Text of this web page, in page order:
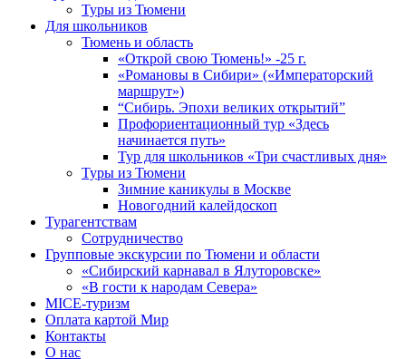
Туры из Тюмени
Для школьников
Тюмень и область
«Открой свою Тюмень!» -25 г.
«Романовы в Сибири» («Императорский
маршрут»)
“Сибирь. Эпохи великих открытий”
Профориентационный тур «Здесь
начинается путь»
Тур для школьников «Три счастливых дня»
Туры из Тюмени
Зимние каникулы в Москве
Новогодний калейдоскоп
Турагентствам
Сотрудничество
Групповые экскурсии по Тюмени и области
«Сибирский карнавал в Ялуторовске»
«В гости к народам Севера»
MICE-туризм
Оплата картой Мир
Контакты
О нас